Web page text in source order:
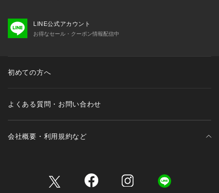
LINE公式アカウント
お得なセール・クーポン情報配信中
初めての方へ
よくある質問・お問い合わせ
会社概要・利用規約など